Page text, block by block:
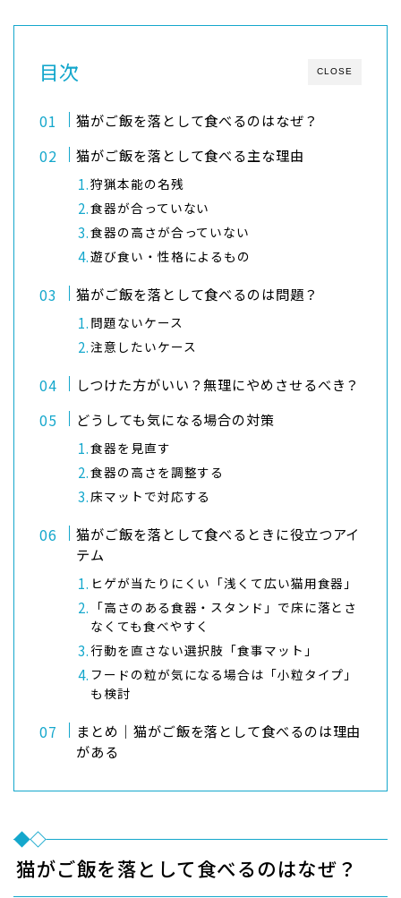
CLOSE
目次
猫がご飯を落として食べるのはなぜ？
猫がご飯を落として食べる主な理由
狩猟本能の名残
食器が合っていない
食器の高さが合っていない
遊び食い・性格によるもの
猫がご飯を落として食べるのは問題？
問題ないケース
注意したいケース
しつけた方がいい？無理にやめさせるべき？
どうしても気になる場合の対策
食器を見直す
食器の高さを調整する
床マットで対応する
猫がご飯を落として食べるときに役立つアイ
テム
ヒゲが当たりにくい「浅くて広い猫用食器」
「高さのある食器・スタンド」で床に落とさ
なくても食べやすく
行動を直さない選択肢「食事マット」
フードの粒が気になる場合は「小粒タイプ」
も検討
まとめ｜猫がご飯を落として食べるのは理由
がある
猫がご飯を落として食べるのはなぜ？